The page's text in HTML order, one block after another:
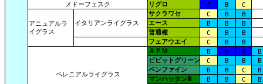
メドーフェスク
リグロ A B C
アニュアルラ
イグラス
イタリアンライグラス
サクラワセ C B
B
エース
B B
B
普通種
C B
B
フェアウエイ
C B B
ペレニアルライグラス
ＡＰＭ B A A
B
ビビットグリーン
C B B
B
ペンファイン
B B C
B
マンハッタンⅢ
B B C
B